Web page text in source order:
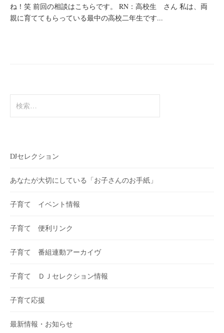
ね！笑 前回の相談はこちらです。 RN：高校生 さん 私は、両
親に育ててもらっている最中の高校二年生です...
索:
DJセレクション
あなたが大切にしている「お子さんのお手紙」
子育て イベント情報
子育て 便利リンク
子育て 番組連動アーカイヴ
子育て ＤＪセレクション情報
子育て応援
最新情報・お知らせ